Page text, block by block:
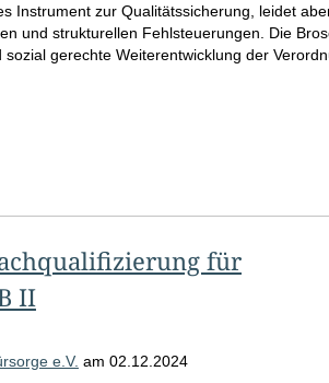
Instrument zur Qualitätssicherung, leidet
und strukturellen Fehlsteuerungen. Die
gerechte Weiterentwicklung der
für
II
e.V. am 02.12.2024